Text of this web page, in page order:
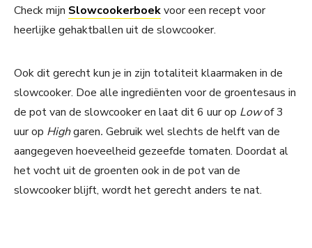
Check mijn Slowcookerboekvoor een recept voor
heerlijke gehaktballen uit de slowcooker.
Ook dit gerecht kun je in zijn totaliteit klaarmaken in de
slowcooker. Doe alle ingrediënten voor de groentesaus in
de pot van de slowcooker en laat dit 6 uur op Lowof 3
uur op Highgaren. Gebruik wel slechts de helft van de
aangegeven hoeveelheid gezeefde tomaten. Doordat al
het vocht uit de groenten ook in de pot van de
slowcooker blijft, wordt het gerecht anders te nat.